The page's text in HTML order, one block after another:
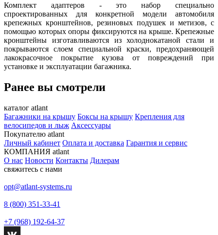
Комплект адаптеров - это набор специально
спроектированных для конкретной модели автомобиля
крепежных кронштейнов, резиновых подушек и метизов, с
помощью которых опоры фиксируются на крыше. Крепежные
кронштейны изготавливаются из холоднокатаной стали и
покрываются слоем специальной краски, предохраняющей
лакокрасочное покрытие кузова от повреждений при
установке и эксплуатации багажника.
Ранее вы смотрели
каталог atlant
Багажники на крышу Боксы на крышу Крепления для
велосипедов и лыж Аксессуары
Покупателю atlant
Личный кабинет Оплата и доставка Гарантия и сервис
КОМПАНИЯ atlant
О нас Новости Контакты Дилерам
свяжитесь с нами
opt@atlant-systems.ru
8 (800) 351-33-41
+7 (968) 192-64-37